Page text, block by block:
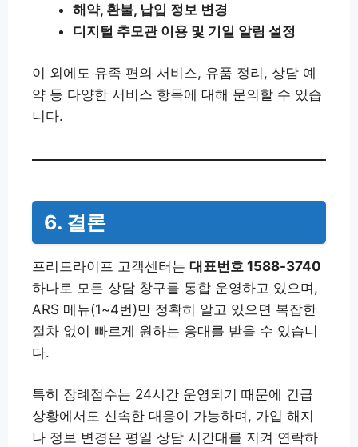
해약, 환불, 납입 정보 변경
디지털 추모관 이용 및 기일 알림 설정
이 외에도 유족 편의 서비스, 유품 정리, 상담 예
약 등 다양한 서비스 항목에 대해 문의할 수 있습
니다.
6. 결론
프리드라이프 고객센터는 대표번호 1588-3740
하나로 모든 상담 창구를 통합 운영하고 있으며,
ARS 메뉴(1~4번)만 정확히 알고 있으면 복잡한
절차 없이 빠르게 원하는 응대를 받을 수 있습니
다.
특히 장례접수는 24시간 운영되기 때문에 긴급
상황에서도 신속한 대응이 가능하며, 가입 해지
나 정보 변경은 평일 상담 시간대를 지켜 연락하